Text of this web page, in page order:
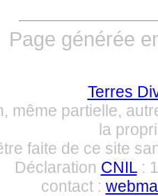
Page générée
Terres
même partielle,
la
faite de ce site
Déclaration CNIL:
contact :